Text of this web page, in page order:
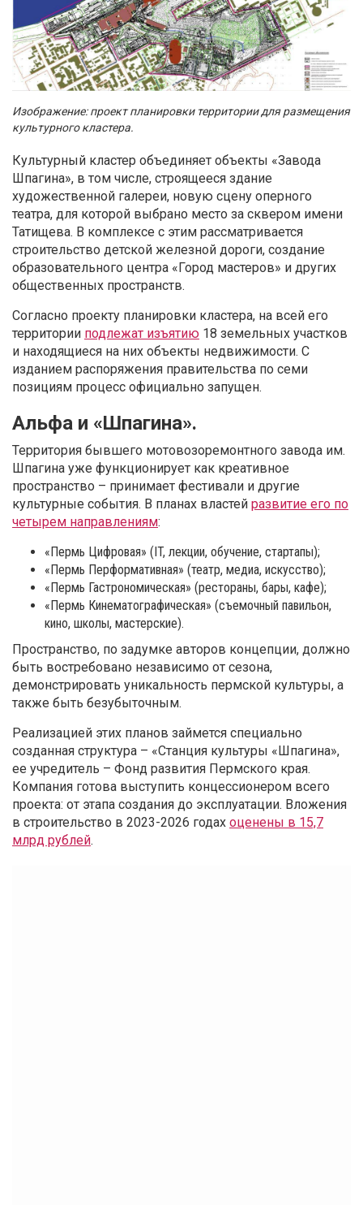
Изображение: проект планировки территории для размещения
культурного кластера.
Культурный кластер объединяет объекты «Завода
Шпагина», в том числе, строящееся здание
художественной галереи, новую сцену оперного
театра, для которой выбрано место за сквером имени
Татищева. В комплексе с этим рассматривается
строительство детской железной дороги, создание
образовательного центра «Город мастеров» и других
общественных пространств.
Согласно проекту планировки кластера, на всей его
территории подлежат изъятию 18 земельных участков
и находящиеся на них объекты недвижимости. С
изданием распоряжения правительства по семи
позициям процесс официально запущен.
Альфа и «Шпагина».
Территория бывшего мотовозоремонтного завода им.
Шпагина уже функционирует как креативное
пространство – принимает фестивали и другие
культурные события. В планах властей развитие его по
четырем направлениям:
«Пермь Цифровая» (IT, лекции, обучение, стартапы);
«Пермь Перформативная» (театр, медиа, искусство);
«Пермь Гастрономическая» (рестораны, бары, кафе);
«Пермь Кинематографическая» (съемочный павильон,
кино, школы, мастерские).
Пространство, по задумке авторов концепции, должно
быть востребовано независимо от сезона,
демонстрировать уникальность пермской культуры, а
также быть безубыточным.
Реализацией этих планов займется специально
созданная структура – «Станция культуры «Шпагина»,
ее учредитель – Фонд развития Пермского края.
Компания готова выступить концессионером всего
проекта: от этапа создания до эксплуатации. Вложения
в строительство в 2023-2026 годах оценены в 15,7
млрд рублей.